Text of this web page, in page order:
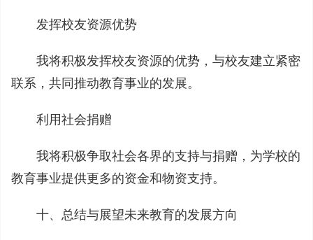
发挥校友资源优势
我将积极发挥校友资源的优势，与校友建立紧密
联系，共同推动教育事业的发展。
利用社会捐赠
我将积极争取社会各界的支持与捐赠，为学校的
教育事业提供更多的资金和物资支持。
十、总结与展望未来教育的发展方向